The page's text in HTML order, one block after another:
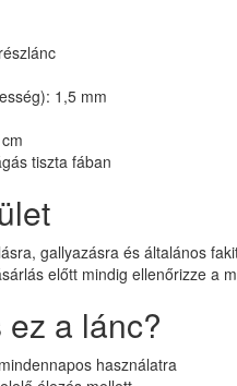
1,5 mm
tiszta fában
gallyazásra és általános
előtt mindig ellenőrizze a
a lánc?
használatra